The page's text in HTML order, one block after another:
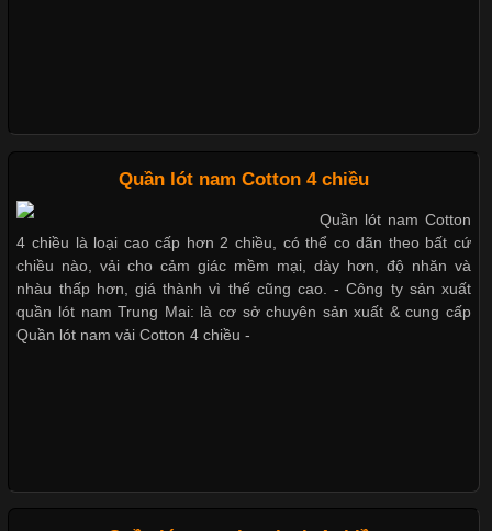
Những Loại Vải Thun Thông Dụng Và Đặc Điểm Nổi Bật
Cập nhật 2026-05-20 14:58:56
Vải thun là một trong những chất liệu được sử dụng rộng rãi
nhất trong ngành thời trang nhờ đặc tính co giãn, mềm mại và
thoải mái khi mặc. Từ áo thun, đồ thể thao cho đến đồ lót nam,
vải thun luôn đóng vai trò quan trọng trong quá trình sản xuất.
Quần lót nam Cotton 4 chiều
Quần lót nam Cotton
4 chiều là loại cao cấp hơn 2 chiều, có thể co dãn theo bất cứ
chiều nào, vải cho cảm giác mềm mại, dày hơn, độ nhăn và
nhàu thấp hơn, giá thành vì thế cũng cao. - Công ty sản xuất
quần lót nam Trung Mai: là cơ sở chuyên sản xuất & cung cấp
Quần lót nam vải Cotton 4 chiều -